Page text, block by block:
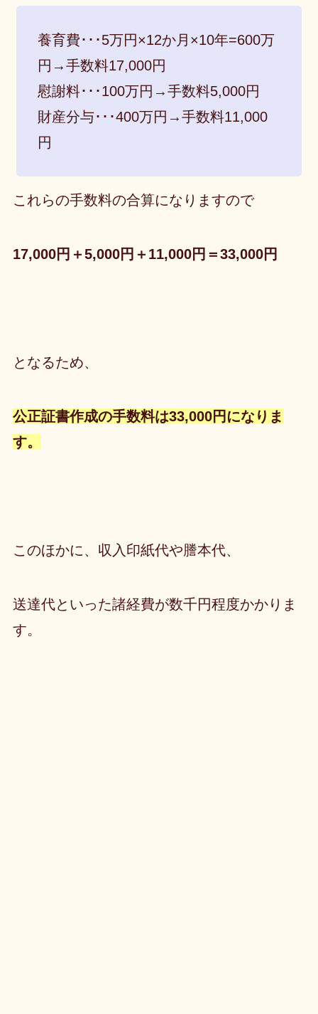
養育費･･･5万円×12か月×10年=600万
円→手数料17,000円
慰謝料･･･100万円→手数料5,000円
財産分与･･･400万円→手数料11,000
円
これらの手数料の合算になりますので
17,000円＋5,000円＋11,000円＝33,000円
となるため、
公正証書作成の手数料は33,000円 になりま
す。
このほかに、収入印紙代や謄本代、
送達代といった諸経費が数千円程度かかりま
す。